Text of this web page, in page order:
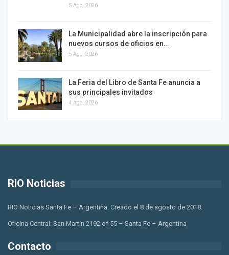
5 Ago, 2026
La Municipalidad abre la inscripción para
nuevos cursos de oficios en…
5 Ago, 2026
La Feria del Libro de Santa Fe anuncia a
sus principales invitados
4 Ago, 2026
RIO Noticias
RIO Noticias Santa Fe – Argentina. Creado el 8 de agosto de 2018.
Oficina Central: San Martin 2192 of 55 – Santa Fe – Argentina
Contacto